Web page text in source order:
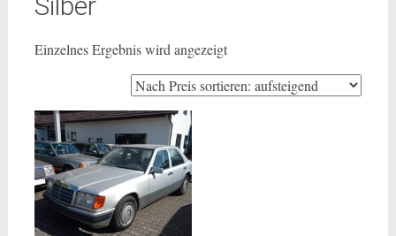
Einzelnes Ergebnis wird angezeigt